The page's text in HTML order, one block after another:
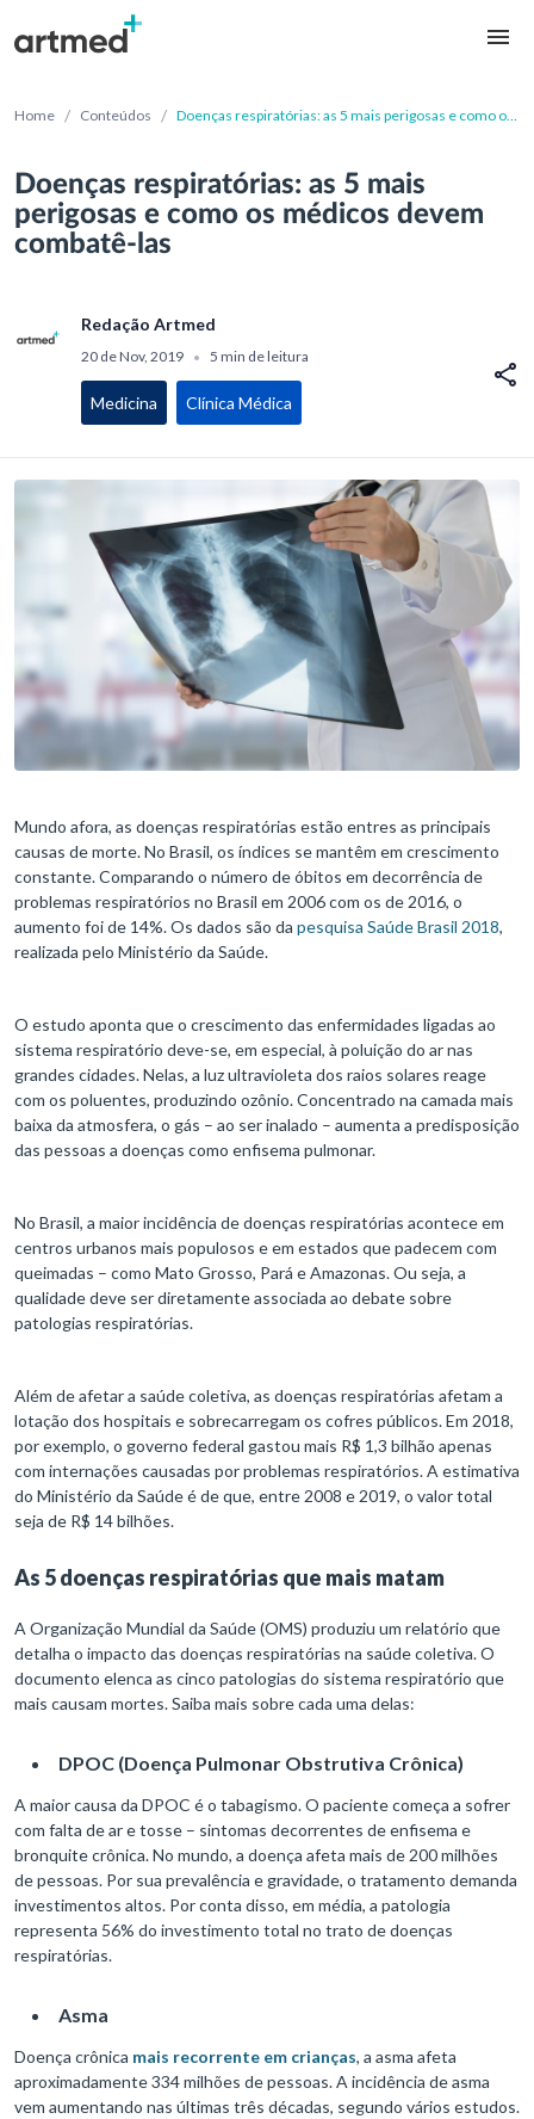
Home / Conteúdos / Doenças respiratórias: as 5 mais perigosas e como os
Doenças respiratórias: as 5 mais
perigosas e como os médicos devem
combatê-las
Redação Artmed
20 de Nov, 2019 • 5 min de leitura
Medicina Clínica Médica
Mundo afora, as doenças respiratórias estão entres as principais
causas de morte. No Brasil, os índices se mantêm em crescimento
constante. Comparando o número de óbitos em decorrência de
problemas respiratórios no Brasil em 2006 com os de 2016, o
aumento foi de 14%. Os dados são da pesquisa Saúde Brasil 2018,
realizada pelo Ministério da Saúde.
O estudo aponta que o crescimento das enfermidades ligadas ao
sistema respiratório deve-se, em especial, à poluição do ar nas
grandes cidades. Nelas, a luz ultravioleta dos raios solares reage
com os poluentes, produzindo ozônio. Concentrado na camada mais
baixa da atmosfera, o gás – ao ser inalado – aumenta a predisposição
das pessoas a doenças como enfisema pulmonar.
No Brasil, a maior incidência de doenças respiratórias acontece em
centros urbanos mais populosos e em estados que padecem com
queimadas – como Mato Grosso, Pará e Amazonas. Ou seja, a
qualidade deve ser diretamente associada ao debate sobre
patologias respiratórias.
Além de afetar a saúde coletiva, as doenças respiratórias afetam a
lotação dos hospitais e sobrecarregam os cofres públicos. Em 2018,
por exemplo, o governo federal gastou mais R$ 1,3 bilhão apenas
com internações causadas por problemas respiratórios. A estimativa
do Ministério da Saúde é de que, entre 2008 e 2019, o valor total
seja de R$ 14 bilhões.
As 5 doenças respiratórias que mais matam
A Organização Mundial da Saúde (OMS) produziu um relatório que
detalha o impacto das doenças respiratórias na saúde coletiva. O
documento elenca as cinco patologias do sistema respiratório que
mais causam mortes. Saiba mais sobre cada uma delas:
DPOC (Doença Pulmonar Obstrutiva Crônica)
A maior causa da DPOC é o tabagismo. O paciente começa a sofrer
com falta de ar e tosse – sintomas decorrentes de enfisema e
bronquite crônica. No mundo, a doença afeta mais de 200 milhões
de pessoas. Por sua prevalência e gravidade, o tratamento demanda
investimentos altos. Por conta disso, em média, a patologia
representa 56% do investimento total no trato de doenças
respiratórias.
Asma
Doença crônica mais recorrente em crianças, a asma afeta
aproximadamente 334 milhões de pessoas. A incidência de asma
vem aumentando nas últimas três décadas, segundo vários estudos.